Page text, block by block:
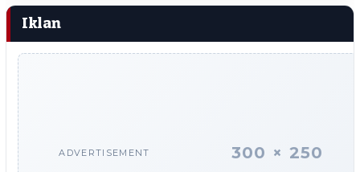
Iklan
ADVERTISEMENT 300 × 250